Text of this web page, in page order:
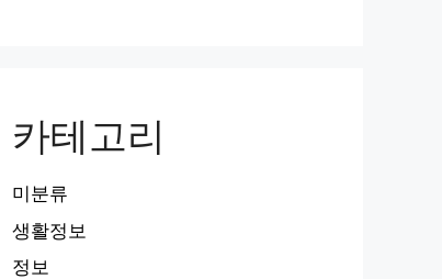
카테고리
미분류
생활정보
정보